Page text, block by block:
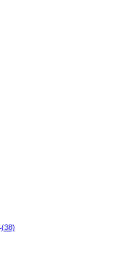
(38)